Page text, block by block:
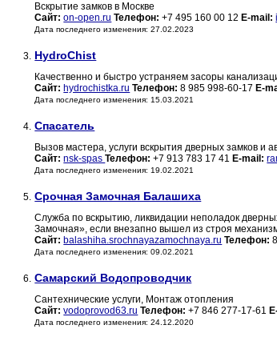
Вскрытие замков в Москве
Сайт: on-open.ru Телефон: +7 495 160 00 12 E-mail:
Дата последнего изменения: 27.02.2023
3. HydroChist
Качественно и быстро устраняем засоры
Сайт: hydrochistka.ru Телефон: 8 985 998-60-17 E-
Дата последнего изменения: 15.03.2021
4. Спасатель
Вызов мастера, услуги вскрытия дверных замков и
Сайт: nsk-spasТелефон: +7 913 783 17 41 E-mail:
Дата последнего изменения: 19.02.2021
5. Срочная Замочная Балашиха
Служба по вскрытию, ликвидации неполадок
Замочная», если внезапно вышел из строя
Сайт: balashiha.srochnayazamochnaya.ru Телефон:
Дата последнего изменения: 09.02.2021
6. Самарский Водопроводчик
Сантехнические услуги, Монтаж отопления
Сайт: vodoprovod63.ru Телефон: +7 846 277-17-61
Дата последнего изменения: 24.12.2020